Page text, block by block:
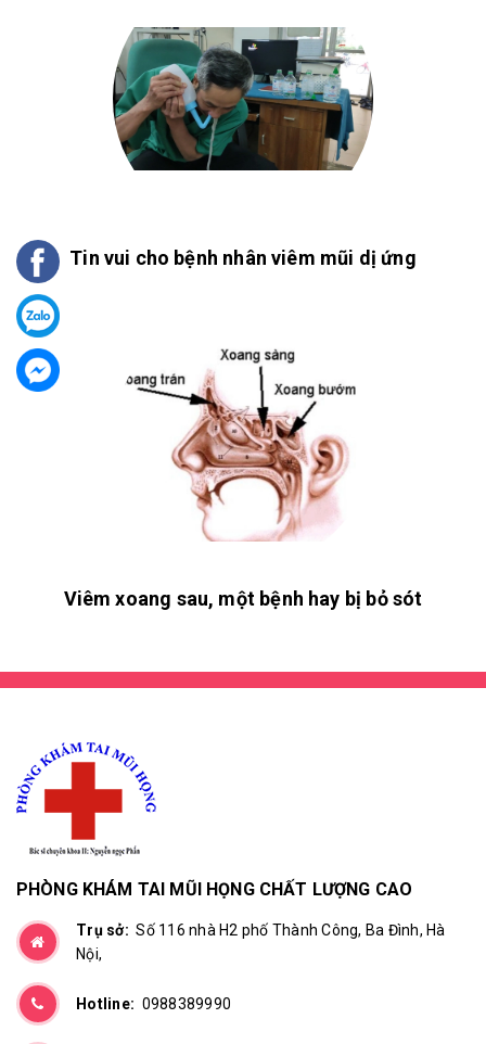
Tin vui cho bệnh nhân viêm mũi dị ứng
Viêm xoang sau, một bệnh hay bị bỏ sót
PHÒNG KHÁM TAI MŨI HỌNG CHẤT LƯỢNG CAO
Trụ sở:Số 116 nhà H2 phố Thành Công, Ba Đình, Hà
Nội,
Hotline: 0988389990